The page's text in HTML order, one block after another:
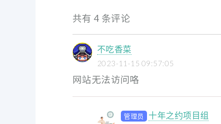
共有 4 条评论
不吃香菜
2023-11-15 09:57:05
网站无法访问咯
管理员 十年之约项目组